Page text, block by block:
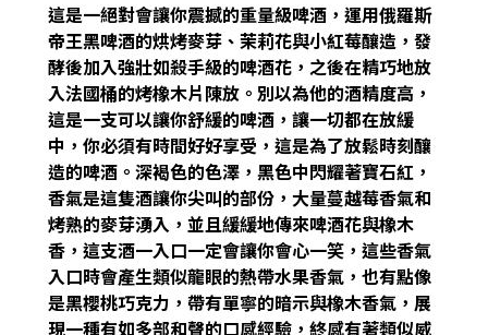
這是一絕對會讓你震撼的重量級啤酒，運用俄羅斯
帝王黑啤酒的烘烤麥芽、茉莉花與小紅莓釀造，發
酵後加入強壯如殺手級的啤酒花，之後在精巧地放
入法國桶的烤橡木片陳放。別以為他的酒精度高，
這是一支可以讓你舒緩的啤酒，讓一切都在放緩
中，你必須有時間好好享受，這是為了放鬆時刻釀
造的啤酒。深褐色的色澤，黑色中閃耀著寶石紅，
香氣是這隻酒讓你尖叫的部份，大量蔓越莓香氣和
烤熟的麥芽湧入，並且緩緩地傳來啤酒花與橡木
香，這支酒一入口一定會讓你會心一笑，這些香氣
入口時會產生類似龍眼的熱帶水果香氣，也有點像
是黑櫻桃巧克力，帶有單寧的暗示與橡木香氣，展
現一種有如多部和聲的口感經驗，終感有著類似威